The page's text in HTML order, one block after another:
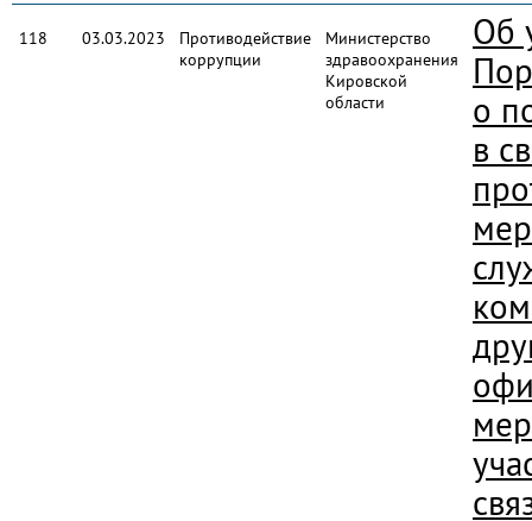
118 03.03.2023
Противодействие
коррупции
Министерство
здравоохранения
Кировской
области
Об
о
в